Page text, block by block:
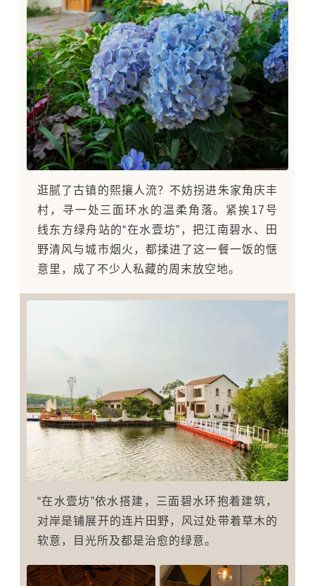
逛腻了古镇的熙攘人流？不妨拐进朱家角庆丰
村，寻一处三面环水的温柔角落。紧挨17号
线东方绿舟站的“在水壹坊”，把江南碧水、田
野清风与城市烟火，都揉进了这一餐一饭的惬
意里，成了不少人私藏的周末放空地。
“在水壹坊”依水搭建，三面碧水环抱着建筑，
对岸是铺展开的连片田野，风过处带着草木的
软意，目光所及都是治愈的绿意。